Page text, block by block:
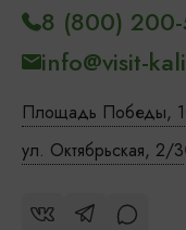
Площадь Победы, 1
ул. Октябрьская, 2/3
8 (800)
info@visit-